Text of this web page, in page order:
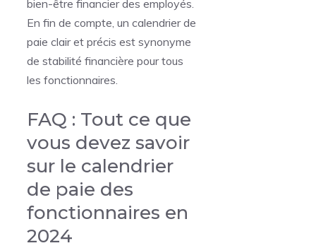
bien-être financier des employés.
En fin de compte, un calendrier de
paie clair et précis est synonyme
de stabilité financière pour tous
les fonctionnaires.
FAQ : Tout ce que
vous devez savoir
sur le calendrier
de paie des
fonctionnaires en
2024